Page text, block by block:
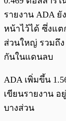
รายงาน ADA
หน้าไว้ได้ ซึ่งแ
ส่วนใหญ่ รวมถึง
กันในแดนลบ
ADA เพิ่มขึ้น
เขียนรายงาน อ
บางส่วน